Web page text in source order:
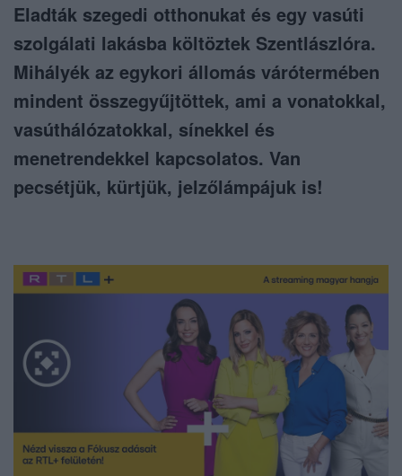
Eladták szegedi otthonukat és egy vasúti
szolgálati lakásba költöztek Szentlászlóra.
Mihályék az egykori állomás várótermében
mindent összegyűjtöttek, ami a vonatokkal,
vasúthálózatokkal, sínekkel és
menetrendekkel kapcsolatos. Van
pecsétjük, kürtjük, jelzőlámpájuk is!